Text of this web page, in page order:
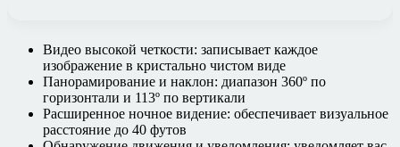
Видео высокой четкости: записывает каждое
изображение в кристально чистом виде
Панорамирование и наклон: диапазон 360º по
горизонтали и 113º по вертикали
Расширенное ночное видение: обеспечивает визуальное
расстояние до 40 футов